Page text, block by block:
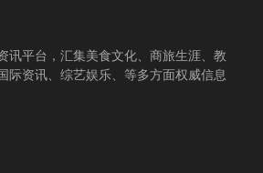
讯平台，汇集美食文化、商旅生涯、教
际资讯、综艺娱乐、等多方面权威信息